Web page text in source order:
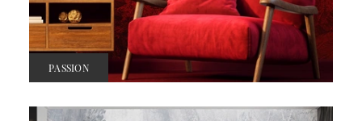
PASSION